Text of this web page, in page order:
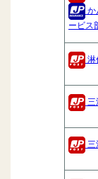
ービス
淋
三
三